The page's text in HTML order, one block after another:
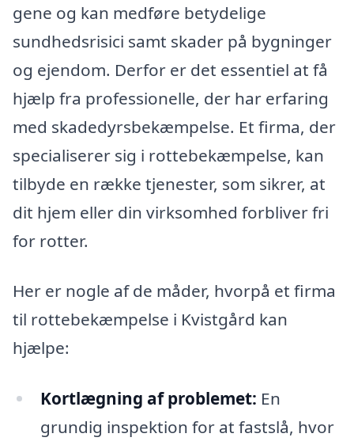
gene og kan medføre betydelige
sundhedsrisici samt skader på bygninger
og ejendom. Derfor er det essentiel at få
hjælp fra professionelle, der har erfaring
med skadedyrsbekæmpelse. Et firma, der
specialiserer sig i rottebekæmpelse, kan
tilbyde en række tjenester, som sikrer, at
dit hjem eller din virksomhed forbliver fri
for rotter.
Her er nogle af de måder, hvorpå et firma
til rottebekæmpelse i Kvistgård kan
hjælpe:
Kortlægning af problemet: En
grundig inspektion for at fastslå, hvor